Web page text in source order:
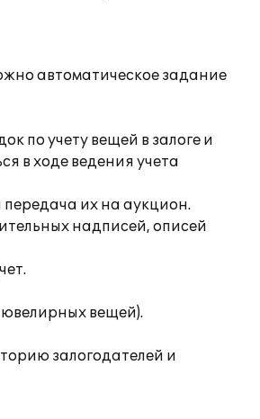
автоматическое задание
по учету вещей в залоге и
в ходе ведения учета
их на аукцион.
надписей, описей
ювелирных вещей).
залогодателей и